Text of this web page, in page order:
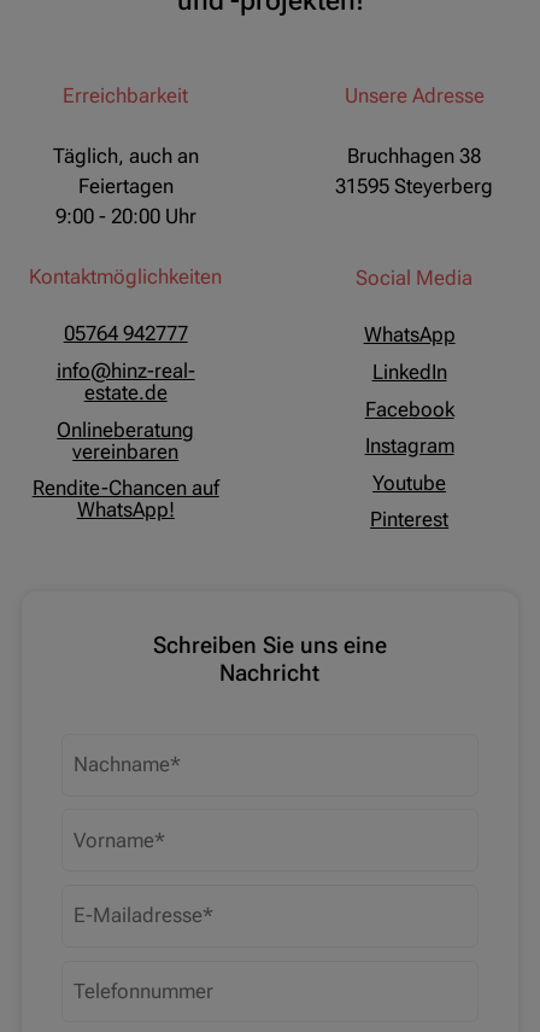
Erreichbarkeit
Täglich, auch an
Feiertagen
9:00 - 20:00 Uhr
Kontaktmöglichkeiten
05764 942777
info@hinz-real-
estate.de
Onlineberatung
vereinbaren
Rendite-Chancen auf
WhatsApp!
Unsere Adresse
Bruchhagen 38
31595 Steyerberg
Social Media
WhatsApp
LinkedIn
Facebook
Instagram
Youtube
Pinterest
Schreiben Sie uns eine
Nachricht